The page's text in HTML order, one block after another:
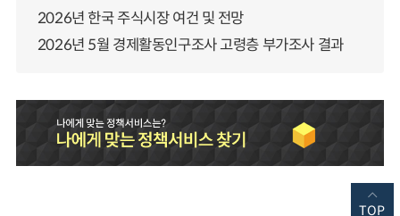
2026년 한국 주식시장 여건 및 전망
2026년 5월 경제활동인구조사 고령층 부가조사 결과
TOP